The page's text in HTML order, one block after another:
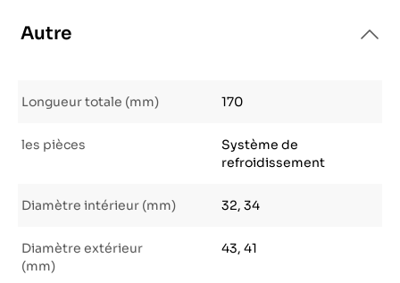
Autre
Longueur totale (mm) 170
les pièces
Système de
refroidissement
Diamètre intérieur (mm) 32, 34
Diamètre extérieur
(mm)
43, 41